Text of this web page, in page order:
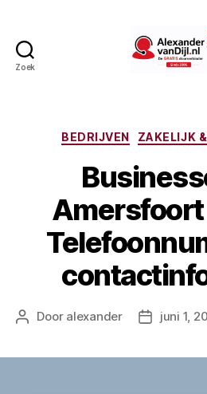
Zoek
BEDRIJVEN ZAKELIJK
Berichtauteur
Door alexander juni 1,